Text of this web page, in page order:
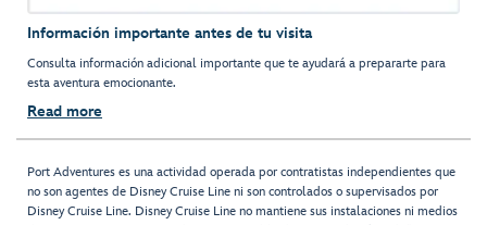
Información importante antes de tu visita
Consulta información adicional importante que te ayudará a prepararte para
esta aventura emocionante.
Read more
Port Adventures es una actividad operada por contratistas independientes que
no son agentes de Disney Cruise Line ni son controlados o supervisados por
Disney Cruise Line. Disney Cruise Line no mantiene sus instalaciones ni medios